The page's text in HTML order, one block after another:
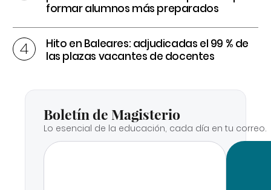
formar alumnos más preparados
Hito en Baleares: adjudicadas el 99 % de
las plazas vacantes de docentes
Boletín de Magisterio
Lo esencial de la educación, cada día en tu correo.